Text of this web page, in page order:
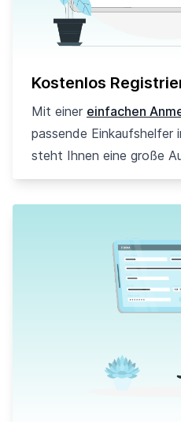
Kostenlos
Mit einer einfachen
passende Einkaufshelfer
steht Ihnen eine große